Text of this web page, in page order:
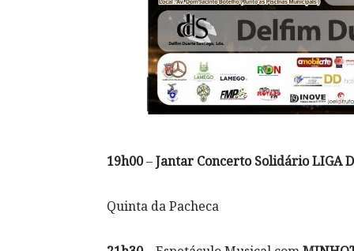
19h00–Jantar Concerto Solidário LIGA
Quinta da Pacheca